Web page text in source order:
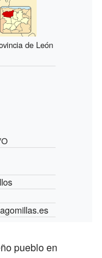
de León
pueblo en